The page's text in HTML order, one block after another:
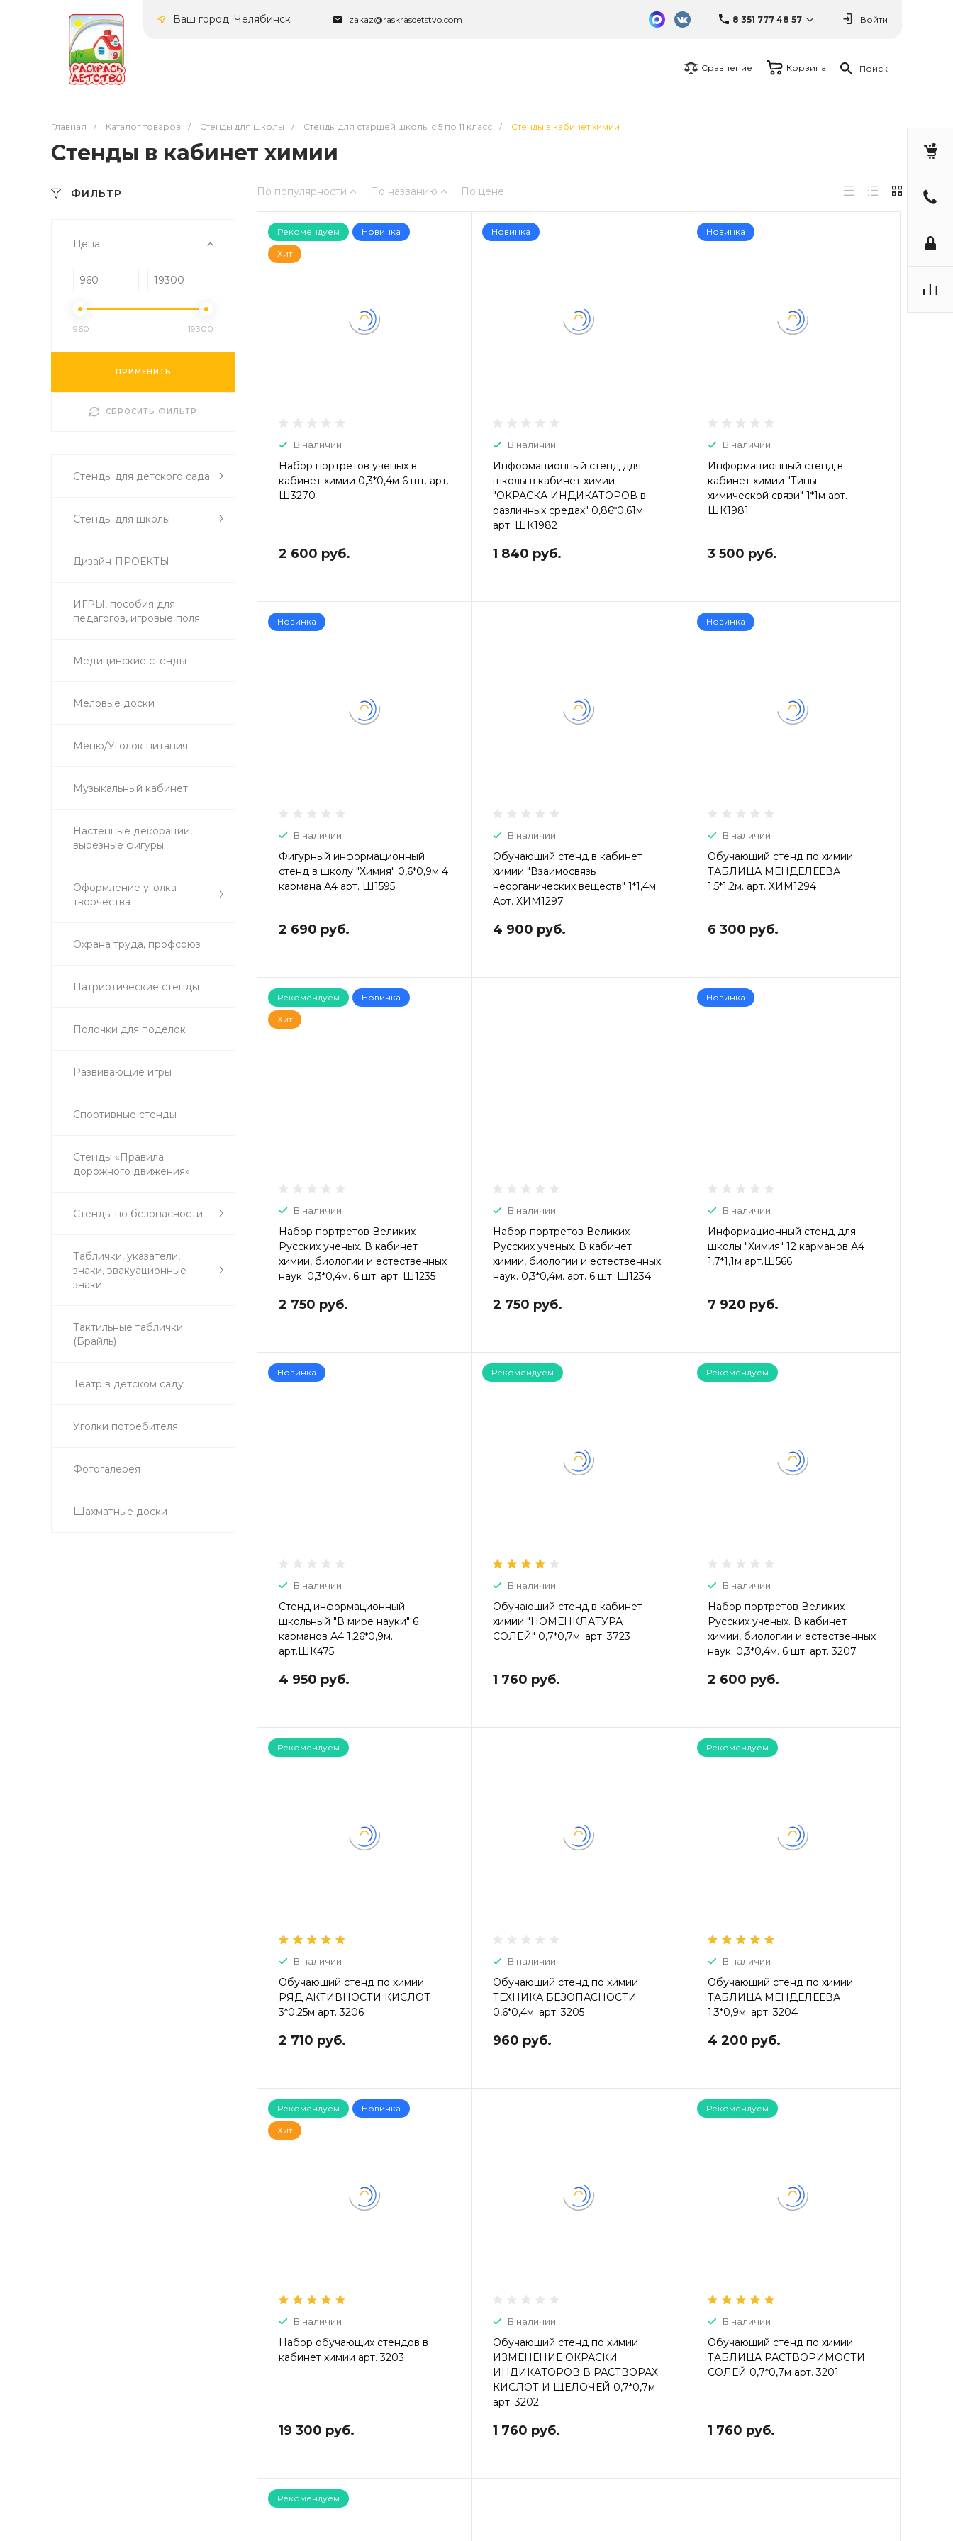
Ваш город: Челябинск zakaz@raskrasdetstvo.com 8 351 777 48 57 Войти
Сравнение Корзина Поиск
Главная / Каталог товаров / Стенды для школы / Стенды для старшей школы с 5 по 11 класс / Стенды в кабинет химии
Стенды в кабинет химии
ФИЛЬТР
Цена
960 19300
ПРИМЕНИТЬ
СБРОСИТЬ ФИЛЬТР
Стенды для детского сада
Стенды для школы
Дизайн-ПРОЕКТЫ
ИГРЫ, пособия для
педагогов, игровые поля
Медицинские стенды
Меловые доски
Меню/Уголок питания
Музыкальный кабинет
Настенные декорации,
вырезные фигуры
Оформление уголка
творчества
Охрана труда, профсоюз
Патриотические стенды
Полочки для поделок
Развивающие игры
Спортивные стенды
Стенды «Правила
дорожного движения»
Стенды по безопасности
Таблички, указатели,
знаки, эвакуационные
знаки
Тактильные таблички
(Брайль)
Театр в детском саду
Уголки потребителя
Фотогалерея
Шахматные доски
По популярности По названию По цене
Рекомендуем Новинка
Хит
В наличии
Набор портретов ученых в
кабинет химии 0,3*0,4м 6 шт. арт.
Ш3270
2 600 руб.
Новинка
В наличии
Информационный стенд для
школы в кабинет химии
"ОКРАСКА ИНДИКАТОРОВ в
различных средах" 0,86*0,61м
арт. ШК1982
1 840 руб.
Новинка
В наличии
Информационный стенд в
кабинет химии "Типы
химической связи" 1*1м арт.
ШК1981
3 500 руб.
Новинка
В наличии
Фигурный информационный
стенд в школу "Химия" 0,6*0,9м 4
кармана А4 арт. Ш1595
2 690 руб.
В наличии
Обучающий стенд в кабинет
химии "Взаимосвязь
неорганических веществ" 1*1,4м.
Арт. ХИМ1297
4 900 руб.
Новинка
В наличии
Обучающий стенд по химии
ТАБЛИЦА МЕНДЕЛЕЕВА
1,5*1,2м. арт. ХИМ1294
6 300 руб.
Рекомендуем Новинка
Хит
В наличии
Набор портретов Великих
Русских ученых. В кабинет
химии, биологии и естественных
наук. 0,3*0,4м. 6 шт. арт. Ш1235
2 750 руб.
В наличии
Набор портретов Великих
Русских ученых. В кабинет
химии, биологии и естественных
наук. 0,3*0,4м. арт. 6 шт. Ш1234
2 750 руб.
Новинка
В наличии
Информационный стенд для
школы "Химия" 12 карманов А4
1,7*1,1м арт.Ш566
7 920 руб.
Новинка
В наличии
Стенд информационный
школьный "В мире науки" 6
карманов А4 1,26*0,9м.
арт.ШК475
4 950 руб.
Рекомендуем
В наличии
Обучающий стенд в кабинет
химии "НОМЕНКЛАТУРА
СОЛЕЙ" 0,7*0,7м. арт. 3723
1 760 руб.
Рекомендуем
В наличии
Набор портретов Великих
Русских ученых. В кабинет
химии, биологии и естественных
наук. 0,3*0,4м. 6 шт. арт. 3207
2 600 руб.
Рекомендуем
В наличии
Обучающий стенд по химии
РЯД АКТИВНОСТИ КИСЛОТ
3*0,25м арт. 3206
2 710 руб.
В наличии
Обучающий стенд по химии
ТЕХНИКА БЕЗОПАСНОСТИ
0,6*0,4м. арт. 3205
960 руб.
Рекомендуем
В наличии
Обучающий стенд по химии
ТАБЛИЦА МЕНДЕЛЕЕВА
1,3*0,9м. арт. 3204
4 200 руб.
Рекомендуем Новинка
Хит
В наличии
Набор обучающих стендов в
кабинет химии арт. 3203
19 300 руб.
В наличии
Обучающий стенд по химии
ИЗМЕНЕНИЕ ОКРАСКИ
ИНДИКАТОРОВ В РАСТВОРАХ
КИСЛОТ И ЩЕЛОЧЕЙ 0,7*0,7м
арт. 3202
1 760 руб.
Рекомендуем
В наличии
Обучающий стенд по химии
ТАБЛИЦА РАСТВОРИМОСТИ
СОЛЕЙ 0,7*0,7м арт. 3201
1 760 руб.
Рекомендуем